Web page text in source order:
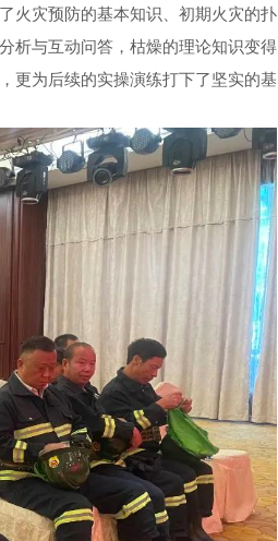
火灾预防的基本知识、初期火灾的扑
析与互动问答，枯燥的理论知识变得
更为后续的实操演练打下了坚实的基